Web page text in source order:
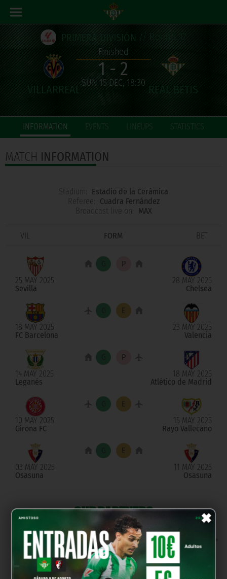
PRIMERA DIVISIÓN// Round 17
Finished
1 - 2
SUN 15 DEC, 18:30
INFORMATION EVENTS LINEUPS STATISTICS
×
MATCH INFORMATION
Stadium:
Estadio de la Cerámica
Referee:
Cuadra Fernández
Broadcast live on:
MAX
VIL FORM BET
25 MAY 2025
Sevilla
18 MAY 2025
FC Barcelona
14 MAY 2025
Leganés
10 MAY 2025
Girona FC
03 MAY 2025
Osasuna
28 MAY 2025
Chelsea
23 MAY 2025
Valencia
18 MAY 2025
Atlético de Madrid
15 MAY 2025
Rayo Vallecano
11 MAY 2025
Osasuna
OUR PARTNERS